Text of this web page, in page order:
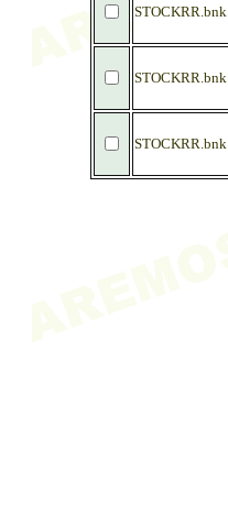
STOCKRR.bnk
STOCKRR.bnk
STOCKRR.bnk